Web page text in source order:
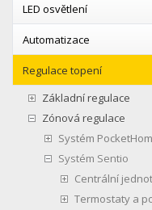
LED osvětlení
Automatizace
Regulace topení
Základní regulace
Zónová regulace
Systém
Systém Sentio
Centrální
Termostaty a